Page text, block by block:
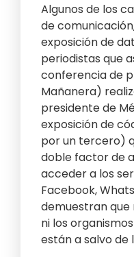
Algunos de los
de
exposición de
periodistas que
conferencia de
Mañanera)
presidente de
exposición de
por un tercero)
doble factor de
acceder a los
Facebook,
demuestran que
ni los
están a salvo de